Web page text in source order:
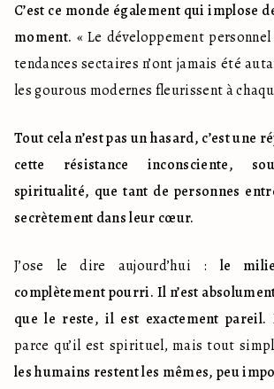
C’est ce monde également qui implose
moment. « Le développement
tendances sectaires n’ont jamais été
les gourous modernes fleurissent à
Tout cela n’est pas un hasard, c’est une
cette résistance inconsciente,
spiritualité, que tant de personnes
secrètement dans leur cœur.
J’ose le dire aujourd’hui : le
complètement pourri. Il n’est
que le reste, il est exactement pareil.
les humains restent les mêmes, peu